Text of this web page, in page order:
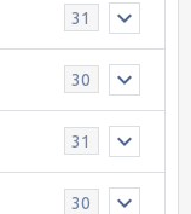
31
30
31
30